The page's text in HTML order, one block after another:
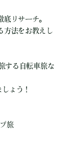
リサーチ。
方法をお教えし
する自転車旅な
ょう！
旅